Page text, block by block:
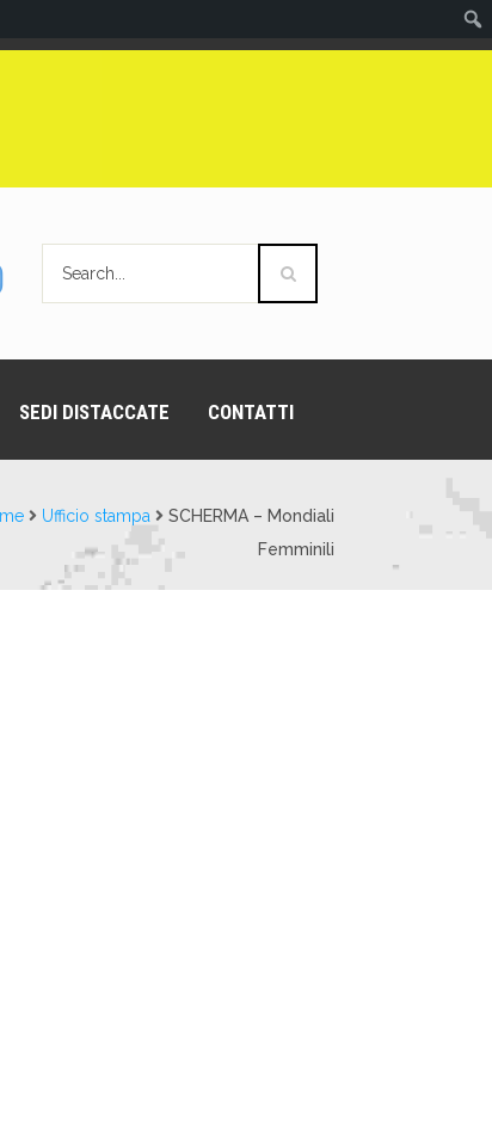
SEDI DISTACCATE CONTATTI
Ufficio stampa
SCHERMA – Mondiali
Femminili